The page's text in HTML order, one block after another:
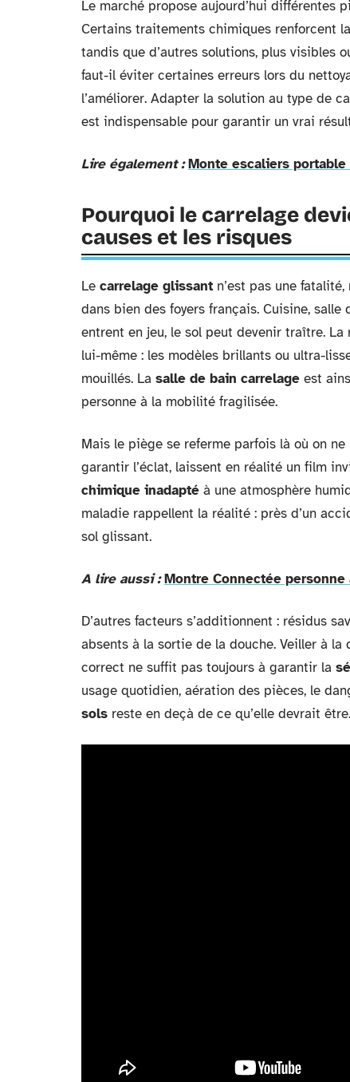
Le marché propose aujourd’hui différentes
Certains traitements chimiques renforcent
tandis que d’autres solutions, plus visibles
faut-il éviter certaines erreurs lors du
l’améliorer. Adapter la solution au type de
est indispensable pour garantir un vrai
Lire également : Monte escaliers
Pourquoi le carrelage
causes et les risques
Le carrelage glissant n’est pas une
dans bien des foyers français. Cuisine, salle
entrent en jeu, le sol peut devenir traître.
lui-même : les modèles brillants ou ultra-
mouillés. La salle de bain carrelage est
personne à la mobilité fragilisée.
Mais le piège se referme parfois là où on
garantir l’éclat, laissent en réalité un film
chimique inadapté à une atmosphère
maladie rappellent la réalité : près d’un
sol glissant.
A lire aussi : Montre Connectée
D’autres facteurs s’additionnent : résidus
absents à la sortie de la douche. Veiller à
correct ne suffit pas toujours à garantir la
usage quotidien, aération des pièces, le
sols reste en deçà de ce qu’elle devrait être.